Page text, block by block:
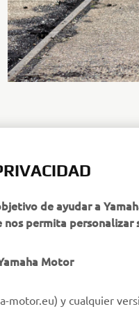
NEO's Delivery
Golf / Buggys B2B
de ayudar a
permita
Motor
motor.eu) y cualquier